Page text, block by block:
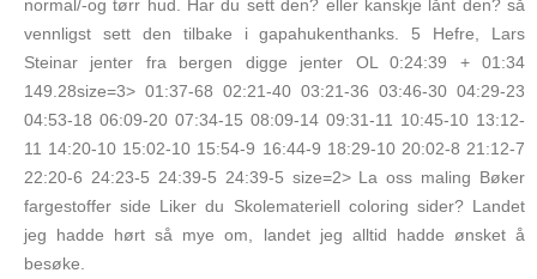
normal/-og tørr hud. Har du sett den? eller kanskje lånt den? så
vennligst sett den tilbake i gapahukenthanks. 5 Hefre, Lars
Steinar jenter fra bergen digge jenter OL 0:24:39 + 01:34
149.28size=3> 01:37-68 02:21-40 03:21-36 03:46-30 04:29-23
04:53-18 06:09-20 07:34-15 08:09-14 09:31-11 10:45-10 13:12-
11 14:20-10 15:02-10 15:54-9 16:44-9 18:29-10 20:02-8 21:12-7
22:20-6 24:23-5 24:39-5 24:39-5 size=2> La oss maling Bøker
fargestoffer side Liker du Skolemateriell coloring sider? Landet
jeg hadde hørt så mye om, landet jeg alltid hadde ønsket å
besøke.